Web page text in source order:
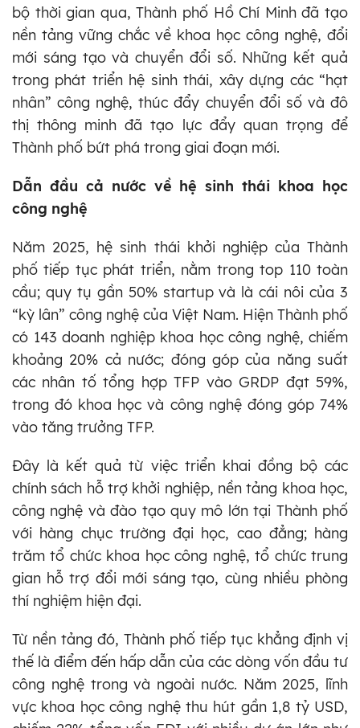
bộ thời gian qua, Thành phố Hồ Chí Minh đã tạo
nền tảng vững chắc về khoa học công nghệ, đổi
mới sáng tạo và chuyển đổi số. Những kết quả
trong phát triển hệ sinh thái, xây dựng các “hạt
nhân” công nghệ, thúc đẩy chuyển đổi số và đô
thị thông minh đã tạo lực đẩy quan trọng để
Thành phố bứt phá trong giai đoạn mới.
Dẫn đầu cả nước về hệ sinh thái khoa học
công nghệ
Năm 2025, hệ sinh thái khởi nghiệp của Thành
phố tiếp tục phát triển, nằm trong top 110 toàn
cầu; quy tụ gần 50% startup và là cái nôi của 3
“kỳ lân” công nghệ của Việt Nam. Hiện Thành phố
có 143 doanh nghiệp khoa học công nghệ, chiếm
khoảng 20% cả nước; đóng góp của năng suất
các nhân tố tổng hợp TFP vào GRDP đạt 59%,
trong đó khoa học và công nghệ đóng góp 74%
vào tăng trưởng TFP.
Đây là kết quả từ việc triển khai đồng bộ các
chính sách hỗ trợ khởi nghiệp, nền tảng khoa học,
công nghệ và đào tạo quy mô lớn tại Thành phố
với hàng chục trường đại học, cao đẳng; hàng
trăm tổ chức khoa học công nghệ, tổ chức trung
gian hỗ trợ đổi mới sáng tạo, cùng nhiều phòng
thí nghiệm hiện đại.
Từ nền tảng đó, Thành phố tiếp tục khẳng định vị
thế là điểm đến hấp dẫn của các dòng vốn đầu tư
công nghệ trong và ngoài nước. Năm 2025, lĩnh
vực khoa học công nghệ thu hút gần 1,8 tỷ USD,